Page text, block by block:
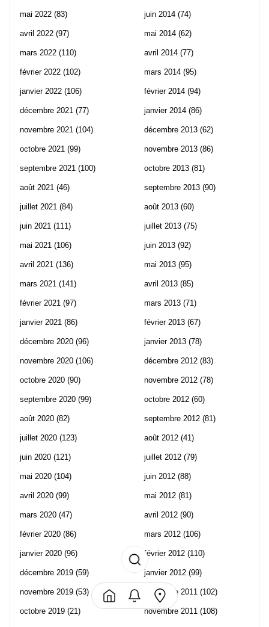
mai 2022 (83)
avril 2022 (97)
mars 2022 (110)
février 2022 (102)
janvier 2022 (106)
décembre 2021 (77)
novembre 2021 (104)
octobre 2021 (99)
septembre 2021 (100)
août 2021 (46)
juillet 2021 (84)
juin 2021 (111)
mai 2021 (106)
avril 2021 (136)
mars 2021 (141)
février 2021 (97)
janvier 2021 (86)
décembre 2020 (96)
novembre 2020 (106)
octobre 2020 (90)
septembre 2020 (99)
août 2020 (82)
juillet 2020 (123)
juin 2020 (121)
mai 2020 (104)
avril 2020 (99)
mars 2020 (47)
février 2020 (86)
janvier 2020 (96)
décembre 2019 (59)
novembre 2019 (53)
octobre 2019 (21)
juin 2014 (74)
mai 2014 (62)
avril 2014 (77)
mars 2014 (95)
février 2014 (94)
janvier 2014 (86)
décembre 2013 (62)
novembre 2013 (86)
octobre 2013 (81)
septembre 2013 (90)
août 2013 (60)
juillet 2013 (75)
juin 2013 (92)
mai 2013 (95)
avril 2013 (85)
mars 2013 (71)
février 2013 (67)
janvier 2013 (78)
décembre 2012 (83)
novembre 2012 (78)
octobre 2012 (60)
septembre 2012 (81)
août 2012 (41)
juillet 2012 (79)
juin 2012 (88)
mai 2012 (81)
avril 2012 (90)
mars 2012 (106)
février 2012 (110)
janvier 2012 (99)
décembre 2011 (102)
novembre 2011 (108)